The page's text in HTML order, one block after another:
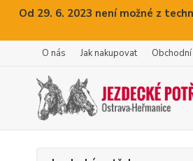
Od 29. 6. 2023 není možné z
O nás Jak nakupovat